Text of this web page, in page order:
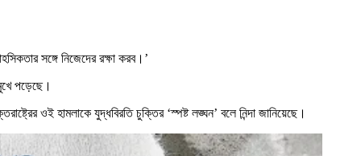
সঙ্গে নিজেদের রক্ষা করব।’
পড়েছে।
ওই হামলাকে যুদ্ধবিরতি চুক্তির ‘স্পষ্ট লঙ্ঘন’ বলে নিন্দা জানিয়েছে।